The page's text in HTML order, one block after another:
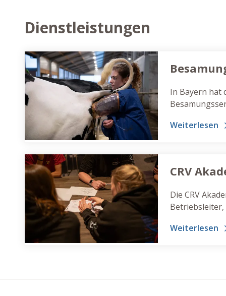
Dienstleistungen
In Bayern hat
CRV-
Weiterlesen
CRV
Die CRV
der Aus- und
Weiterlesen